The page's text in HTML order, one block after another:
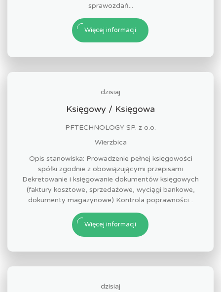
sprawozdań...
Więcej informacji
dzisiaj
Księgowy / Księgowa
PFTECHNOLOGY SP. z o.o.
Wierzbica
Opis stanowiska: Prowadzenie pełnej księgowości
spółki zgodnie z obowiązującymi przepisami
Dekretowanie i księgowanie dokumentów księgowych
(faktury kosztowe, sprzedażowe, wyciągi bankowe,
dokumenty magazynowe) Kontrola poprawności...
Więcej informacji
dzisiaj